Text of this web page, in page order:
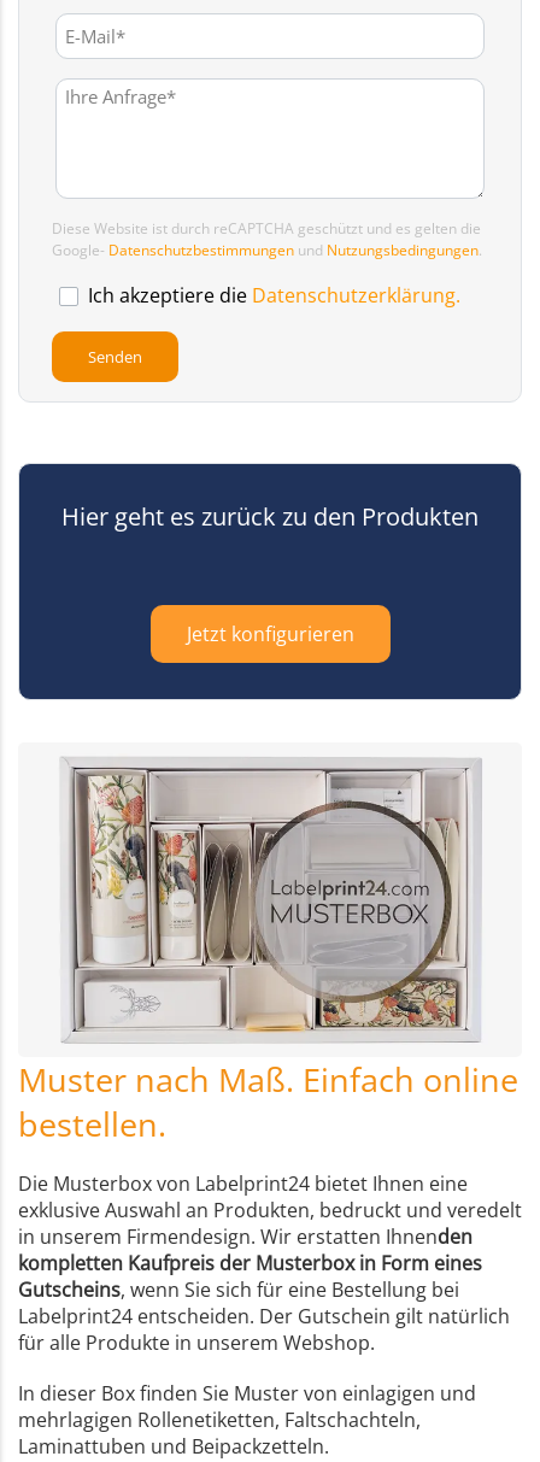
Diese Website ist durch reCAPTCHA geschützt und es gelten die
Google- Datenschutzbestimmungen und Nutzungsbedingungen.
Ich akzeptiere die Datenschutzerklärung.
Hier geht es zurück zu den Produkten
Jetzt konfigurieren
Muster nach Maß. Einfach online
bestellen.
Die Musterbox von Labelprint24 bietet Ihnen eine
exklusive Auswahl an Produkten, bedruckt und veredelt
in unserem Firmendesign. Wir erstatten Ihnenden
kompletten Kaufpreis der Musterbox in Form eines
Gutscheins, wenn Sie sich für eine Bestellung bei
Labelprint24 entscheiden. Der Gutschein gilt natürlich
für alle Produkte in unserem Webshop.
In dieser Box finden Sie Muster von einlagigen und
mehrlagigen Rollenetiketten, Faltschachteln,
Laminattuben und Beipackzetteln.